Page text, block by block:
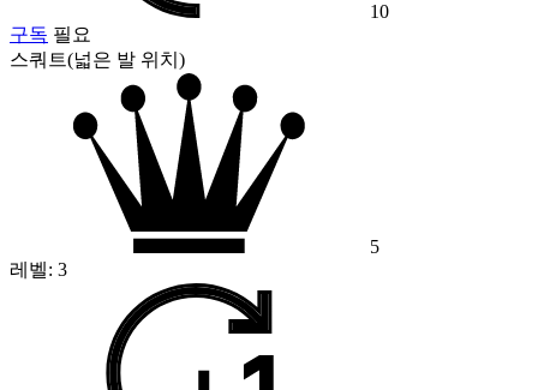
10
구독 필요
스쿼트(넓은 발 위치)
5
레벨: 3